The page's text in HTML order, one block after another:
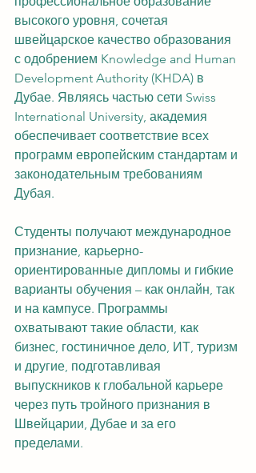
высокого уровня, сочетая
швейцарское качество образования
с одобрением Knowledge and Human
Development Authority (KHDA) в
Дубае. Являясь частью сети Swiss
International University, академия
обеспечивает соответствие всех
программ европейским стандартам и
законодательным требованиям
Дубая.
Студенты получают международное
признание, карьерно-
ориентированные дипломы и гибкие
варианты обучения – как онлайн, так
и на кампусе. Программы
охватывают такие области, как
бизнес, гостиничное дело, ИТ, туризм
и другие, подготавливая
выпускников к глобальной карьере
через путь тройного признания в
Швейцарии, Дубае и за его
пределами.